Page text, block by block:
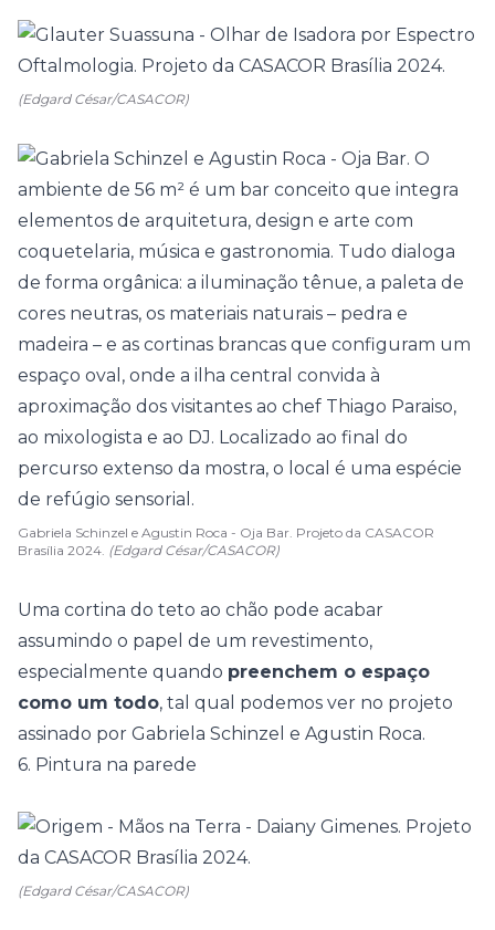
(Edgard César/CASACOR)
Gabriela Schinzel e Agustin Roca - Oja Bar. Projeto da CASACOR
Brasília 2024. (Edgard César/CASACOR)
Uma cortina do teto ao chão pode acabar
assumindo o papel de um revestimento,
especialmente quando preenchem o espaço
como um todo, tal qual podemos ver no projeto
assinado por Gabriela Schinzel e Agustin Roca.
6. Pintura na parede
(Edgard César/CASACOR)